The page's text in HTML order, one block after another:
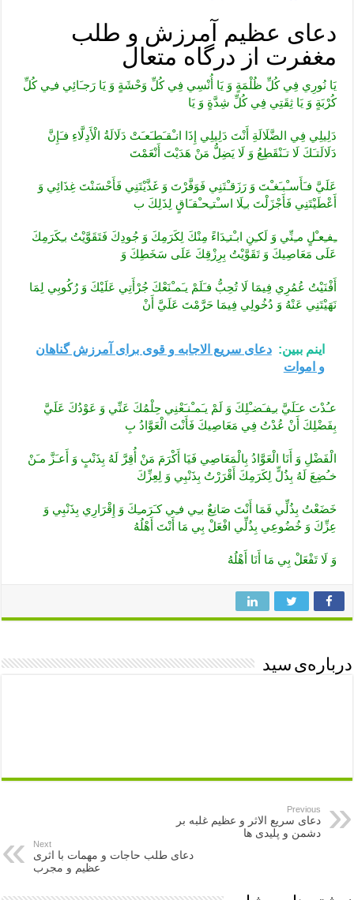
دعای عظیم آمرزش و طلب
مغفرت از درگاه متعال
يَا نُورِي فِي كُلِّ ظُلْمَةٍ وَ يَا أُنْسِي فِي كُلِّ وَحْشَةٍ وَ يَا رَجـَائِي فـِي كُلِّ
كُرْبَةٍ وَ يَا ثِقَتِي فِي كُلِّ شِدَّةٍ وَ يَا
دَلِيلِي فِي الضَّلَالَةِ أَنْتَ دَلِيلِي إِذَا انـْقـَطـَعـَتْ دَلَالَةُ الْأَدِلَّاءِ فـَإِنَّ
دَلَالَتـَكَ لَا تـَنْقَطِعُ وَ لَا يَضِلُّ مَنْ هَدَيْتَ أَنْعَمْتَ
عَلَيَّ فـَأَسـْبـَغـْتَ وَ رَزَقـْتَنِي فَوَفَّرْتَ وَ غَذَّيْتَنِي فَأَحْسَنْتَ غِذَائِي وَ
أَعْطَيْتَنِي فَأَجْزَلْتَ بـِلَا اسـْتـِحـْقـَاقٍ لِذَلِكَ ب
ـِفـِعـْلٍ مـِنِّي وَ لَكـِنِ ابـْتـِدَاءً مِنْكَ لِكَرَمِكَ وَ جُودِكَ فَتَقَوَّيْتُ بـِكَرَمِكَ
عَلَى مَعَاصِيكَ وَ تَقَوَّيْتُ بِرِزْقِكَ عَلَى سَخَطِكَ وَ
أَفْنَيْتُ عُمُرِي فِيمَا لَا تُحِبُّ فـَلَمْ يـَمـْنَعْكَ جُرْأَتِي عَلَيْكَ وَ رُكُوبِي لِمَا
نَهَيْتَنِي عَنْهُ وَ دُخُولِي فِيمَا حَرَّمْتَ عَلَيَّ أَنْ
اینم ببین: دعای سریع الاجابه و قوی برای آمرزش گناهان
و اموات
عـُدْتَ عـَلَيَّ بـِفـَضـْلِكَ وَ لَمْ يـَمـْنـَعْنِي حِلْمُكَ عَنِّي وَ عَوْدُكَ عَلَيَّ
بِفَضْلِكَ أَنْ عُدْتُ فِي مَعَاصِيكَ فَأَنْتَ الْعَوَّادُ بِ
الْفَضْلِ وَ أَنَا الْعَوَّادُ بِالْمَعَاصِي فَيَا أَكْرَمَ مَنْ أُقِرَّ لَهُ بِذَنْبٍ وَ أَعـَزَّ مـَنْ
خـُضِعَ لَهُ بِذُلٍّ لِكَرَمِكَ أَقْرَرْتُ بِذَنْبِي وَ لِعِزِّكَ
خَضَعْتُ بِذُلِّي فَمَا أَنْتَ صَانِعٌ بـِي فـِي كـَرَمـِكَ وَ إِقْرَارِي بِذَنْبِي وَ
عِزِّكَ وَ خُضُوعِي بِذُلِّي افْعَلْ بِي مَا أَنْتَ أَهْلُهُ
وَ لَا تَفْعَلْ بِي مَا أَنَا أَهْلُهُ
درباره‌ی سید
Previous
دعای سریع الاثر و عظیم غلبه بر
دشمن و پلیدی ها
Next
دعای طلب حاجات و مهمات با اثری
عظیم و مجرب